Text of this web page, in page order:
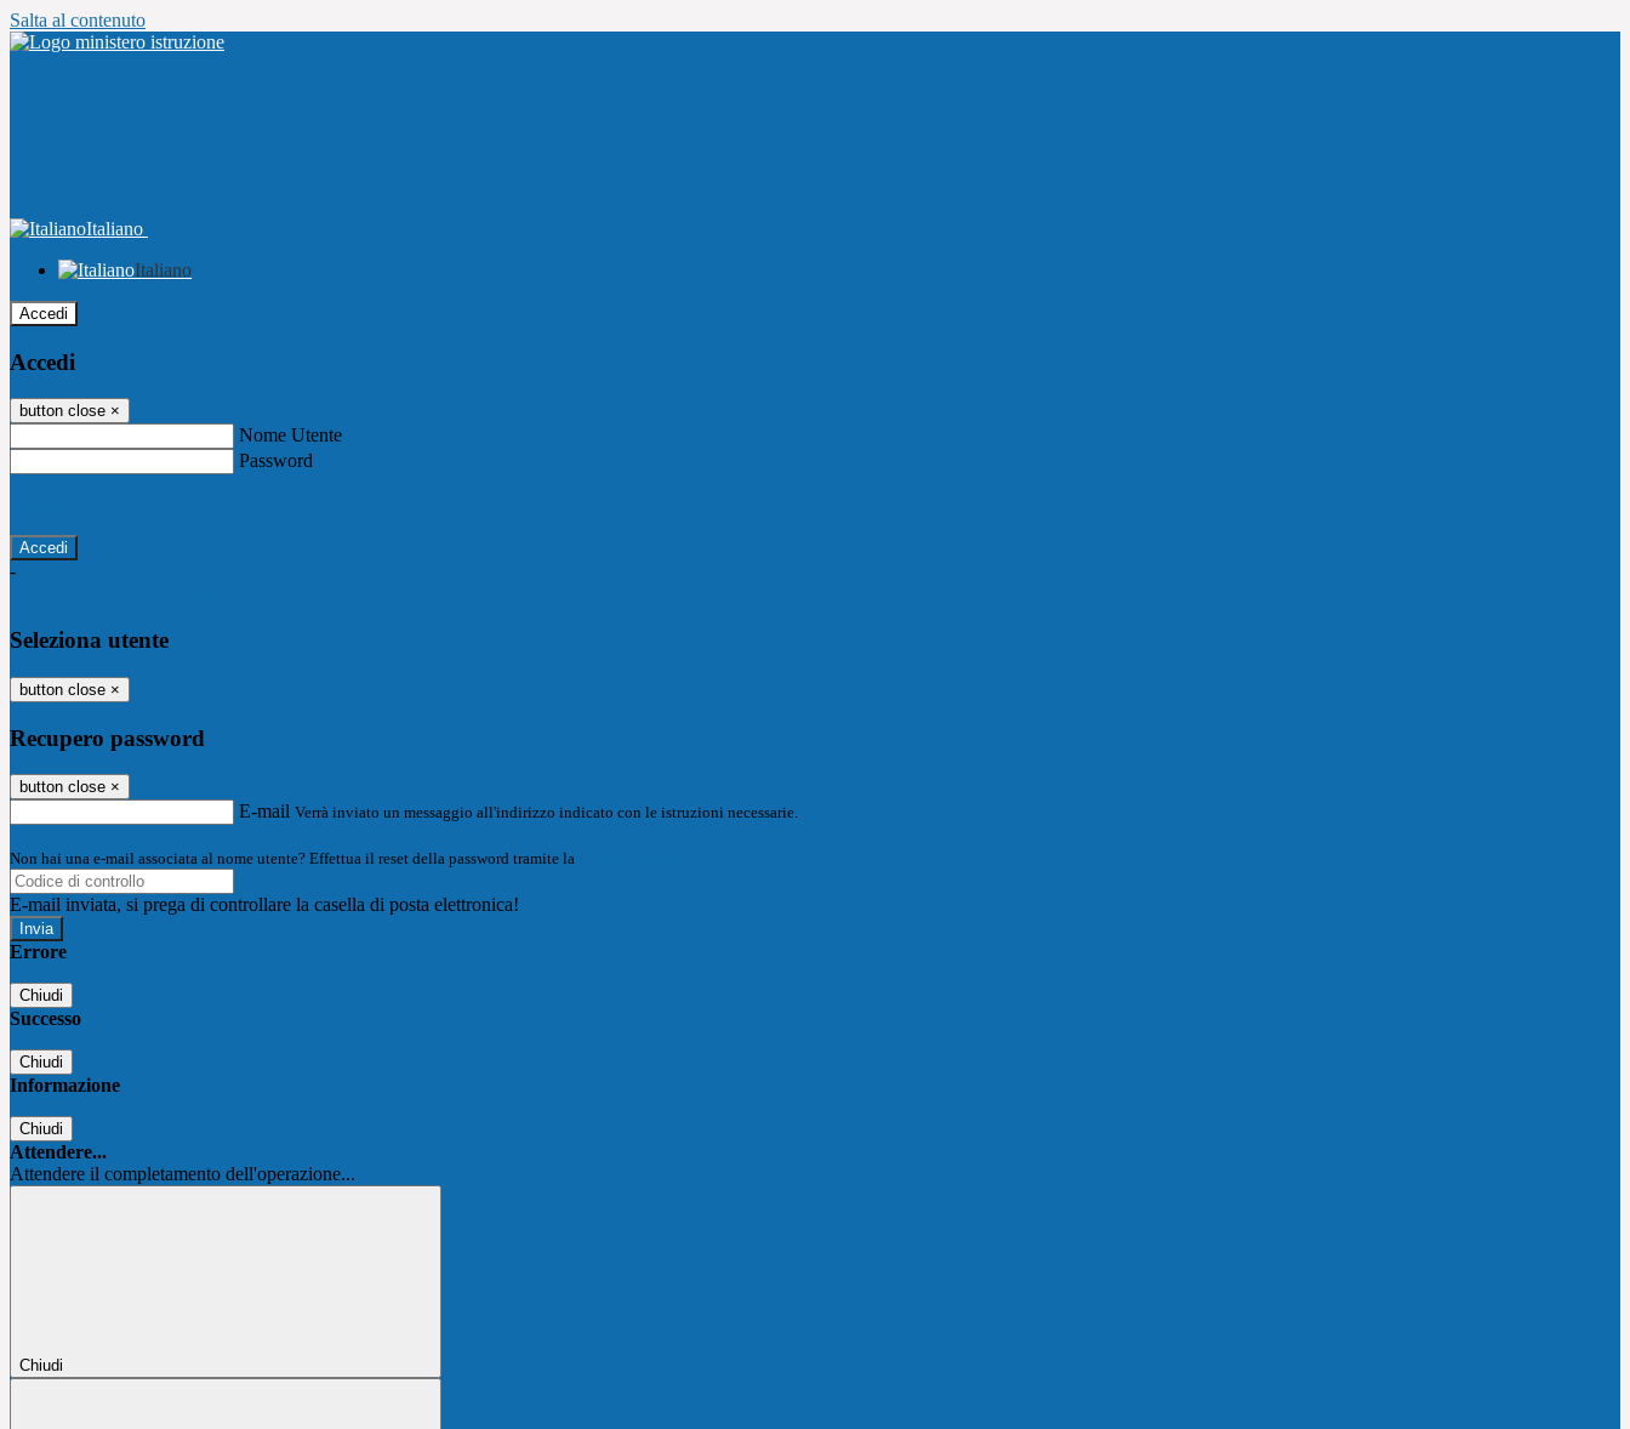
Salta al contenuto
Italiano
Italiano
Accedi
Accedi
button close ×
Nome Utente
Password
-
Seleziona utente
button close ×
Recupero password
button close ×
E-mail Verrà inviato un messaggio all'indirizzo indicato con le istruzioni necessarie.
Non hai una e-mail associata al nome utente? Effettua il reset della password tramite la
E-mail inviata, si prega di controllare la casella di posta elettronica!
Errore
Chiudi
Successo
Chiudi
Informazione
Chiudi
Attendere...
Attendere il completamento dell'operazione...
Chiudi